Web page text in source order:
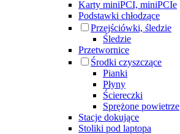
Karty miniPCI, miniPCIe
Podstawki chłodzące
Przejściówki, śledzie
Śledzie
Przetwornice
Środki czyszczące
Pianki
Płyny
Ściereczki
Sprężone powietrze
Stacje dokujące
Stoliki pod laptopa